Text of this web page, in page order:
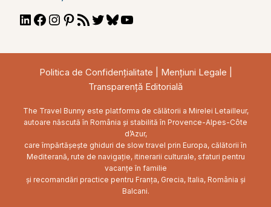
LinkedIn
Facebook
Instagram
Pinterest
RSSTwitterBluesky
Politica de Confidențialitate Mențiuni Legale
Transparență Editorială
The Travel Bunny este platforma de călătorii a Mirelei Letailleur,
autoare născută în România și stabilită în Provence-Alpes-Côte
d’Azur,
care împărtășește ghiduri de slow travel prin Europa, călătorii în
Mediterană, rute de navigație, itinerarii culturale, sfaturi pentru
vacanțe în familie
și recomandări practice pentru Franța, Grecia, Italia, România și
Balcani.